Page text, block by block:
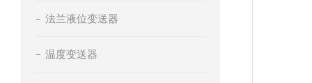
法兰液位变送器
温度变送器